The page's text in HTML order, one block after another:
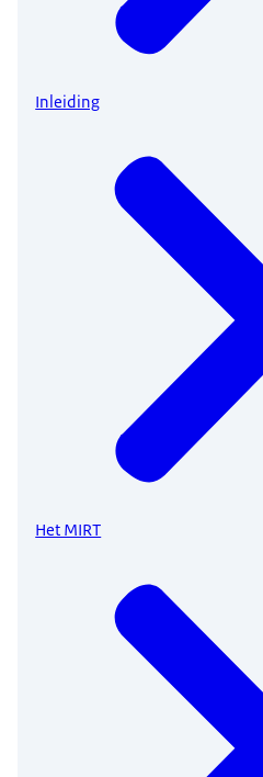
Inleiding
Het MIRT